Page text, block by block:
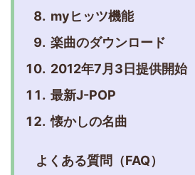
myヒッツ機能
楽曲のダウンロード
2012年7月3日提供開始
最新J-POP
懐かしの名曲
よくある質問（FAQ）